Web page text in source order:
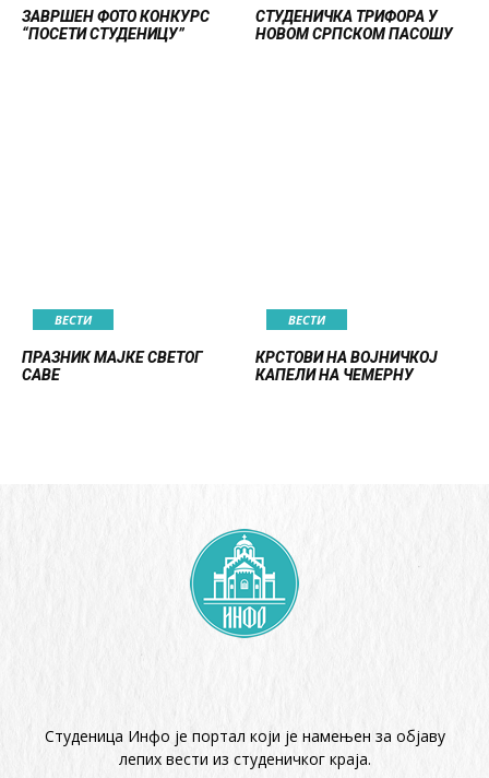
ЗАВРШЕН ФОТО КОНКУРС
“ПОСЕТИ СТУДЕНИЦУ”
СТУДЕНИЧКА ТРИФОРА У
НОВОМ СРПСКОМ ПАСОШУ
ВЕСТИ
ПРАЗНИК МАЈКЕ СВЕТОГ
САВЕ
ВЕСТИ
КРСТОВИ НА ВОЈНИЧКОЈ
КАПЕЛИ НА ЧЕМЕРНУ
Студеница Инфо је портал који је намењен за објaву
лепих вести из студеничког краја.